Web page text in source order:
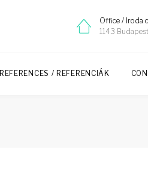
Office / Iroda
1143
REFERENCES / REFERENCIÁK